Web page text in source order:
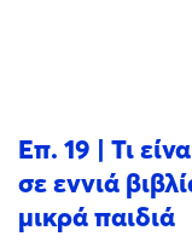
Επ. 19 | Τι
σε εννιά
μικρά παιδιά